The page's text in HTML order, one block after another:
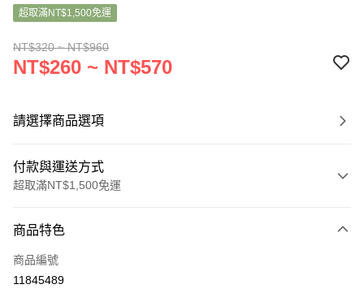
超取滿NT$1,500免運
NT$320 ~ NT$960
NT$260 ~ NT$570
請選擇商品選項
付款與運送方式
超取滿NT$1,500免運
信用卡一次付款
超商取貨付款
商品特色
商品編號
11845489